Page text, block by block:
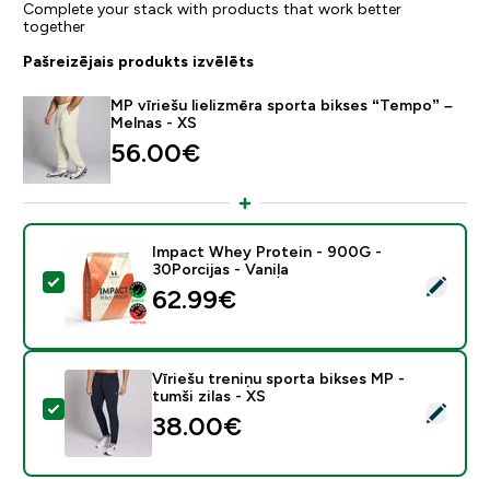
Complete your stack with products that work better
together
Pašreizējais produkts izvēlēts
MP vīriešu lielizmēra sporta bikses “Tempo” –
Melnas - XS
56.00€‎
Atlasīt šo produktu - Impact Whey Protein - 900G -
Impact Whey Protein - 900G -
30Porcijas - Vaniļa
62.99€‎
Atlasīt šo produktu - Vīriešu treniņu sporta bikses MP
Vīriešu treniņu sporta bikses MP -
tumši zilas - XS
38.00€‎